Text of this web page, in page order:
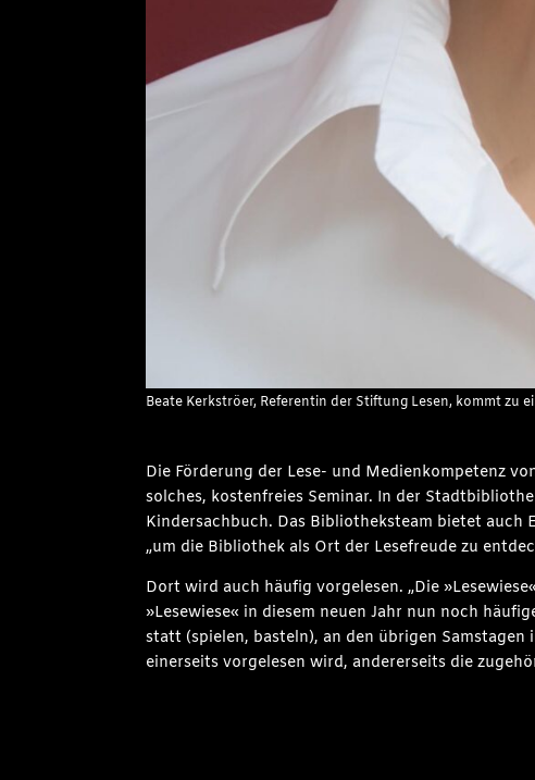
Beate Kerkströer, Referentin der Stiftung Lesen, kommt zu
Die Förderung der Lese- und Medienkompetenz
solches, kostenfreies Seminar. In der
Kindersachbuch. Das Bibliotheksteam bietet auch
„um die Bibliothek als Ort der Lesefreude zu
Dort wird auch häufig vorgelesen. „Die
»Lesewiese« in diesem neuen Jahr nun noch
statt (spielen, basteln), an den übrigen
einerseits vorgelesen wird, andererseits die